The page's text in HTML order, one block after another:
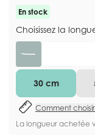
En stock
Choisissez la
30 cm
Comment
La longueur achetée